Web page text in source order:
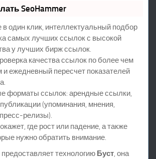
SeoHammer
один клик, интеллектуальный подбор
самых лучших ссылок с высокой
у лучших бирж ссылок.
качества ссылок по более чем
и ежедневный пересчет показателей
форматы ссылок: арендные ссылки,
(упоминания, мнения,
релизы).
где рост или падение, а также
нужно обратить внимание.
технологию Буст , она